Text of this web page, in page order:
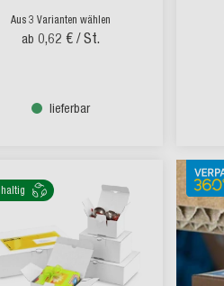
Aus 3 Varianten wählen
ab 0,62 € / St.
lieferbar